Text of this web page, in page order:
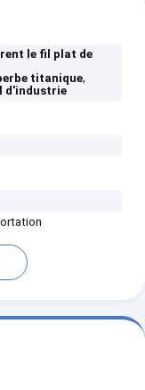
le fil plat de
titanique,
d'industrie